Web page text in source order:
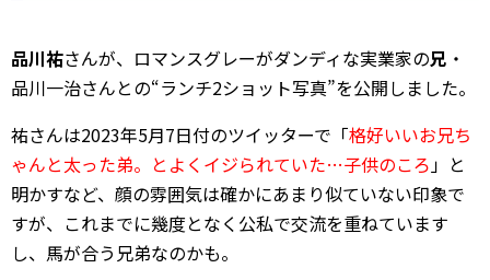
品川祐さんが、ロマンスグレーがダンディな実業家の兄 ・
品川一治さんとの“ランチ2ショット写真”を公開しました。
祐さんは2023年5月7日付のツイッターで「格好いいお兄ち
ゃんと太った弟。とよくイジられていた…子供のころ」と
明かすなど、顔の雰囲気は確かにあまり似ていない印象で
すが、これまでに幾度となく公私で交流を重ねています
し、馬が合う兄弟なのかも。